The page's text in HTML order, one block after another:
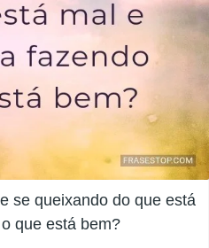
se queixando do que está
que está bem?